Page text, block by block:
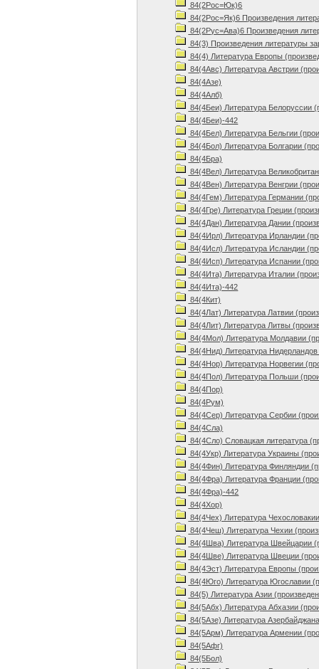
84(2Рос=Юк)6
84(2Рос=Як)6 Произведения
84(2Рус=Ава)6 Произведения
84(3) Произведения литературы
84(4) Литература Европы
84(4Авс) Литература Австрии
84(4Азе)
84(4Алб)
84(4Беи) Литература Белоруссии
84(4Беи)-442
84(4Бел) Литература Бельгии
84(4Бол) Литература Болгарии
84(4Бра)
84(4Вел) Литература
84(4Вен) Литература Венгрии
84(4Гем) Литература Германии
84(4Гре) Литература Греции
84(4Дан) Литература Дании
84(4Ирл) Литература Ирландии
84(4Исл) Литература Исландии
84(4Исп) Литература Испании
84(4Ита) Литература Италии
84(4Ита)-442
84(4Кит)
84(4Лат) Литература Латвии
84(4Лит) Литература Литвы
84(4Мол) Литература Молдавии
84(4Нид) Литература
84(4Нор) Литература Норвегии
84(4Пол) Литература Польши
84(4Пор)
84(4Рум)
84(4Сер) Литература Сербии
84(4Сла)
84(4Сло) Словацкая литература
84(4Укр) Литература Украины
84(4Фин) Литература Финляндии
84(4Фра) Литература Франции
84(4Фра)-442
84(4Хор)
84(4Чех) Литература
84(4Чеш) Литература Чехии
84(4Шва) Литература Швейцарии
84(4Шве) Литература Швеции
84(4Эст) Литература Европы
84(4Юго) Литература Югославии
84(5) Литература Азии
84(5Абх) Литература Абхазии
84(5Азе) Литература
84(5Арм) Литература Армении
84(5Афг)
84(5Бол)